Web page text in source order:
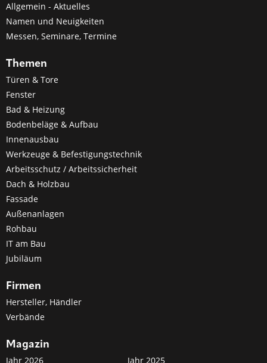
Allgemein - Aktuelles
Namen und Neuigkeiten
Messen, Seminare, Termine
Themen
Türen & Tore
Fenster
Bad & Heizung
Bodenbeläge & Aufbau
Innenausbau
Werkzeuge & Befestigungstechnik
Arbeitsschutz / Arbeitssicherheit
Dach & Holzbau
Fassade
Außenanlagen
Rohbau
IT am Bau
Jubiläum
Firmen
Hersteller, Händler
Verbände
Magazin
Jahr 2026
Jahr 2025